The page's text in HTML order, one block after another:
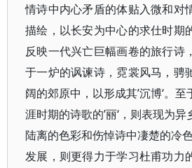
情诗中内心矛盾的体贴入微和对
描绘，以长安为中心的求仕时期
反映一代兴亡巨幅画卷的旅行诗
于一炉的讽谏诗，霓裳风马，骋
阔的郊原中，以形成其’沉博‘。
涯时期的诗歌的’丽‘，则表现为
陆离的色彩和伤悼诗中凄楚的冷
发展，则更得力于学习杜甫功力